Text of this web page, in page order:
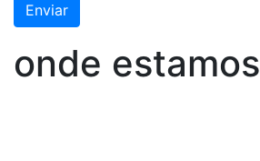
Enviar
onde estamos